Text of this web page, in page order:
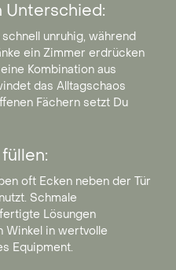
Unterschied:
unruhig, während
ein Zimmer erdrücken
Kombination aus
das Alltagschaos
Fächern setzt Du
oft Ecken neben der Tür
Schmale
Lösungen
Winkel in wertvolle
Equipment.